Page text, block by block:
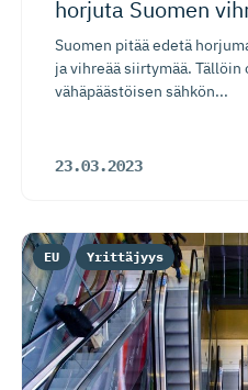
horjuta Suomen
Suomen pitää edetä
ja vihreää siirtymää.
vähäpäästöisen sähkön...
23.03.2023
EU Yrittäjyys